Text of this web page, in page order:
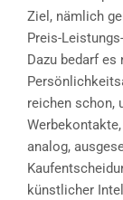
Ziel, nämlich
Preis-
Dazu bedarf
reichen schon,
analog,
künstlicher